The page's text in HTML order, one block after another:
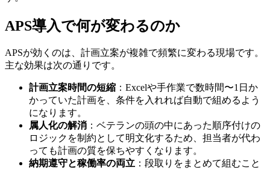
APS導入で何が変わるのか
APSが効くのは、計画立案が複雑で頻繁に変わる現場です。
主な効果は次の通りです。
計画立案時間の短縮 ：Excelや手作業で数時間〜1日か
かっていた計画を、条件を入れれば自動で組めるよう
になります。
属人化の解消 ：ベテランの頭の中にあった順序付けの
ロジックを制約として明文化するため、担当者が代わ
っても計画の質を保ちやすくなります。
納期遵守と稼働率の両立 ：段取りをまとめて組むこと